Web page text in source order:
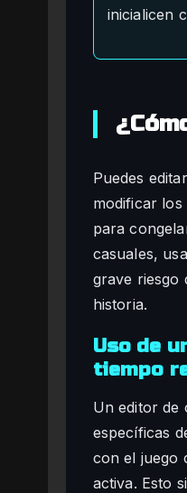
inicialicen
Puedes
modificar
para
casuales,
grave riesgo
historia.
Uso de
tiempo
Un editor de
específicas
con el juego
activa. Esto